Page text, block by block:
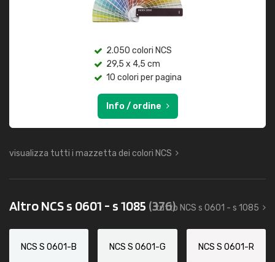
2.050 colori NCS
29,5 x 4,5 cm
10 colori per pagina
Info / ordine
visualizza tutti i mazzetta dei colori NCS
Altro NCS s 0601 - s 1085 (376)
tutto NCS s 0601 - s 1085
NCS S 0601-B NCS S 0601-G NCS S 0601-R